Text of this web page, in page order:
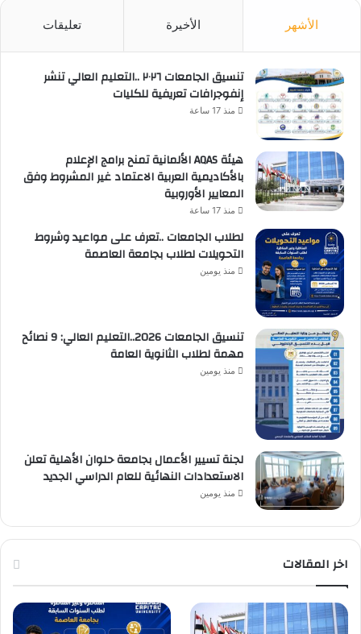
الأشهر الأخيرة تعليقات
تنسيق الجامعات ٢٠٢٦ ..التعليم العالي تنشر
إنفوجرافات تعريفية للكليات
منذ 17 ساعة
هيئة AQAS الألمانية تمنح برامج الإعلام
بالأكاديمية العربية الاعتماد غير المشروط وفق
المعايير الأوروبية
منذ 17 ساعة
لطلاب الجامعات ..تعرف على مواعيد وشروط
التحويلات لطلاب بجامعة العاصمة
منذ يومين
تنسيق الجامعات 2026..التعليم العالي: 9 نصائح
مهمة لطلاب الثانوية العامة
منذ يومين
لجنة تسيير الأعمال بجامعة حلوان الأهلية تعلن
الاستعدادات النهائية للعام الدراسي الجديد
منذ يومين
اخر المقالات